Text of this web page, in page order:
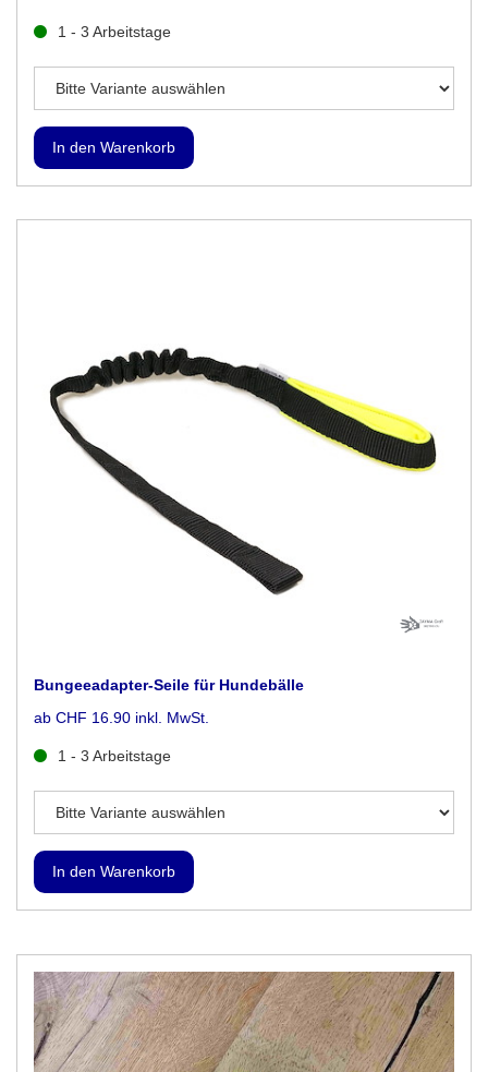
1 - 3 Arbeitstage
Bungeeadapter-Seile für Hundebälle
ab CHF 16.90 inkl. MwSt.
1 - 3 Arbeitstage